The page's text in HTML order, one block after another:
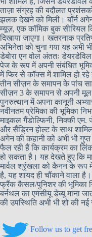
ताज़ा संग्रह की बदौलत
झलक देखने को मिली। बॉर्न
म्यूज़, एक कॉमिक बुक सीरियल
दिखाया जाएगा। खतरनाक
अभिनेता को चुना गया यह
डेबोरा एन वोल अंततः
पेज के रूप में अपनी संबंधित
में फिर से कॉक्स में शामिल हो
तीन सीज़न के समापन के पांच
सीज़न 3 के समापन से अपनी मूल
पुनरुत्थान में अपना कानूनी
नवीनतम प्रेमिका की भूमिका
माइकल गैंडोल्फिनी, निक्की
और सैंड्रिन होल्ट के साथ शामिल
अगेन की कहानी को अभी भी
फैल रही हैं कि कार्यक्रम का
हो सकता है। यह देखते हुए कि
मार्वल श्रृंखला को कैनन के रूप में
है, यह शायद ही चौंकाने वाला
फ्रैंक कैसल/पुनिशर की भूमिका
बर्नथल का एमसीयू डेब्यू माना
की उपस्थिति अभी भी शो की नई
Follow us to get